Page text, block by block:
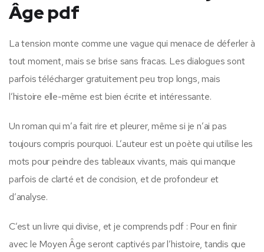
Âge pdf
La tension monte comme une vague qui menace de déferler à
tout moment, mais se brise sans fracas. Les dialogues sont
parfois télécharger gratuitement peu trop longs, mais
l’histoire elle-même est bien écrite et intéressante.
Un roman qui m’a fait rire et pleurer, même si je n’ai pas
toujours compris pourquoi. L’auteur est un poète qui utilise les
mots pour peindre des tableaux vivants, mais qui manque
parfois de clarté et de concision, et de profondeur et
d’analyse.
C’est un livre qui divise, et je comprends pdf : Pour en finir
avec le Moyen Âge seront captivés par l’histoire, tandis que